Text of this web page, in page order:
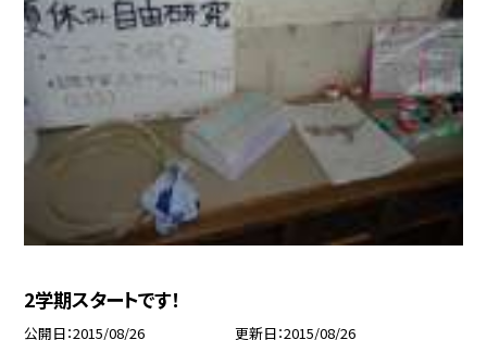
2学期スタートです！
公開日 2015/08/26 更新日 2015/08/26